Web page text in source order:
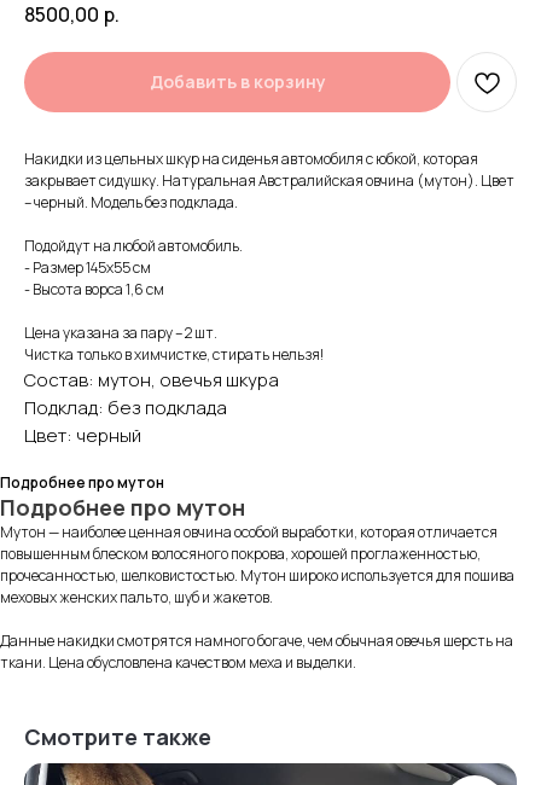
8500,00 р.
Добавить в корзину
Накидки из цельных шкур на сиденья автомобиля с юбкой, которая
закрывает сидушку. Натуральная Австралийская овчина (мутон). Цвет
– черный. Модель без подклада.
Подойдут на любой автомобиль.
- Размер 145х55 см
- Высота ворса 1,6 см
Цена указана за пару – 2 шт.
Чистка только в химчистке, стирать нельзя!
Состав: мутон, овечья шкура
Подклад: без подклада
Цвет: черный
Подробнее про мутон
Подробнее про мутон
Мутон — наиболее ценная овчина особой выработки, которая отличается
повышенным блеском волосяного покрова, хорошей проглаженностью,
прочесанностью, шелковистостью. Мутон широко используется для пошива
меховых женских пальто, шуб и жакетов.
Данные накидки смотрятся намного богаче, чем обычная овечья шерсть на
ткани. Цена обусловлена качеством меха и выделки.
Смотрите также